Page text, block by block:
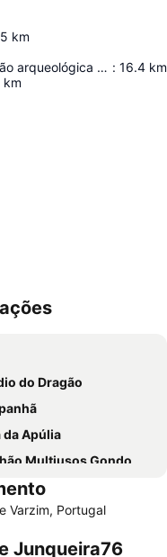
km
Ruínas do Castelo de Faria e da estação arqueológica subjacente : 16.4 km
km
do Dragão
da Apúlia
Multiusos Gondomar
Varzim, Portugal
Junqueira76